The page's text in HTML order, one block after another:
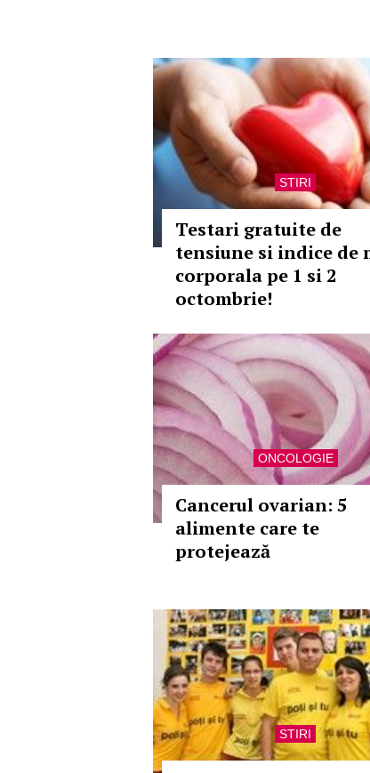
STIRI
Testari gratuite de
tensiune si indice de
corporala pe 1 si 2
octombrie!
ONCOLOGIE
Cancerul ovarian: 5
alimente care te
protejează
STIRI